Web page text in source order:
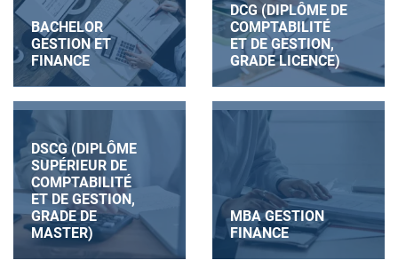
BACHELOR
GESTION ET
FINANCE
DCG (DIPLÔME DE
COMPTABILITÉ
ET DE GESTION,
GRADE LICENCE)
DSCG (DIPLÔME
SUPÉRIEUR DE
COMPTABILITÉ
ET DE GESTION,
GRADE DE
MASTER)
MBA GESTION
FINANCE